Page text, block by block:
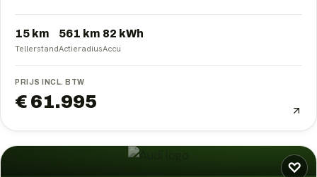
15 km
Tellerstand
561 km
Actieradius
82 kWh
Accu
PRIJS INCL. BTW
€ 61.995
♡